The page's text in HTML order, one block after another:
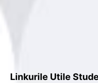
Linkurile Utile